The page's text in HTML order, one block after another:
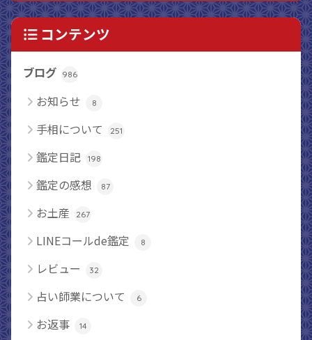
コンテンツ
ブログ 986
お知らせ 8
手相について 251
鑑定日記 198
鑑定の感想 87
お土産 267
LINEコールde鑑定 8
レビュー 32
占い師業について 6
お返事 14